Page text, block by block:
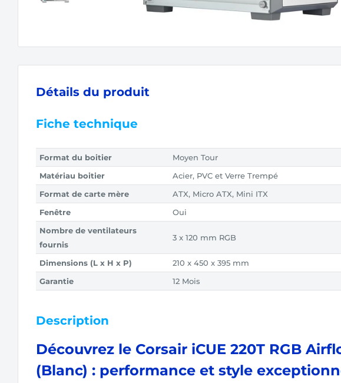
Détails du produit
Fiche technique
Format du boitier
Moyen Tour
Matériau boitier
Acier, PVC et Verre Trempé
Format de carte mère
ATX, Micro ATX, Mini ITX
Fenêtre
Oui
Nombre de ventilateurs
fournis
3 x 120 mm RGB
Dimensions (L x H x P)
210 x 450 x 395 mm
Garantie
12 Mois
Description
Découvrez le Corsair iCUE 220T RGB
(Blanc) : performance et style